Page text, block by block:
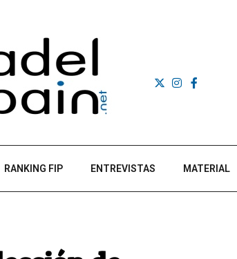
RANKING FIP ENTREVISTAS MATERIAL